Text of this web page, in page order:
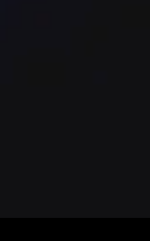
時須出示身心障礙證明正本
票/退票相關流程與表單請依
、攝影機、錄音設備、外
票憑票入場，票券視同有
授權之代購或拍賣網站購
內向現場工作人員反映，
之提款卡；單筆訂單超過